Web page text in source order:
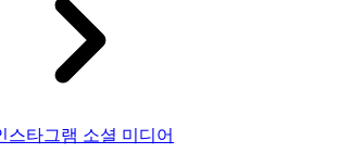
스타그램 소셜 미디어